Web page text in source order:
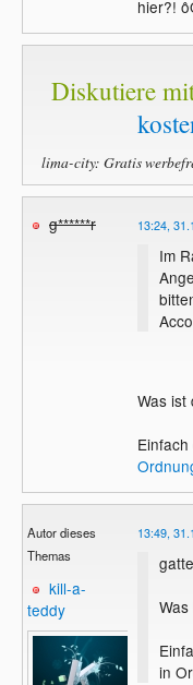
dein
hier?!
Diskutiere
lima-city: Gratis
g******r 13:24,
Im
Was ist
Autor dieses
Themas
kill-a-
teddy
13:49,
in